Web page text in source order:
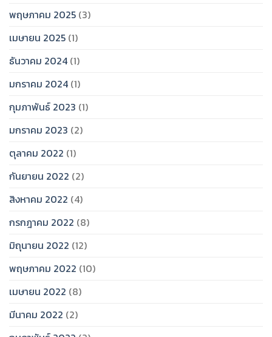
พฤษภาคม 2025 (3)
เมษายน 2025 (1)
ธันวาคม 2024 (1)
มกราคม 2024 (1)
กุมภาพันธ์ 2023 (1)
มกราคม 2023 (2)
ตุลาคม 2022 (1)
กันยายน 2022 (2)
สิงหาคม 2022 (4)
กรกฎาคม 2022 (8)
มิถุนายน 2022 (12)
พฤษภาคม 2022 (10)
เมษายน 2022 (8)
มีนาคม 2022 (2)